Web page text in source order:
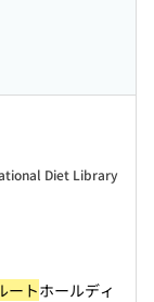
Diet Library
ートホールディ